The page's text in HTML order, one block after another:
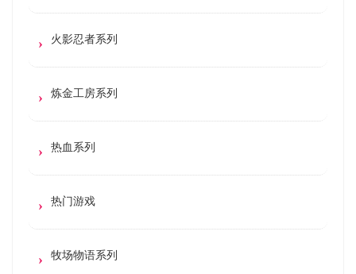
火影忍者系列
炼金工房系列
热血系列
热门游戏
牧场物语系列